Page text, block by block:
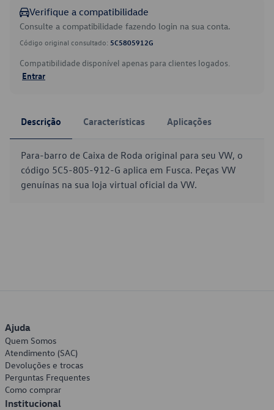
Verifique a compatibilidade
Consulte a compatibilidade fazendo login na sua conta.
Código original consultado: 5C5805912G
Compatibilidade disponível apenas para clientes logados.
Entrar
Descrição Características Aplicações
Para-barro de Caixa de Roda original para seu VW, o
código 5C5-805-912-G aplica em Fusca. Peças VW
genuínas na sua loja virtual oficial da VW.
Ajuda
Quem Somos
Atendimento (SAC)
Devoluções e trocas
Perguntas Frequentes
Como comprar
Institucional